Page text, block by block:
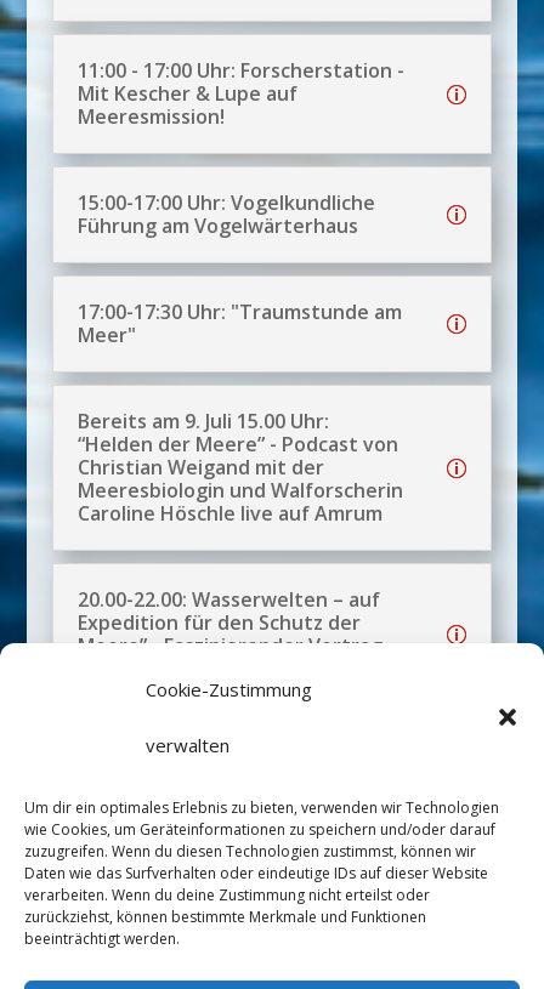
Cookie-Zustimmung
verwalten
Um dir ein optimales Erlebnis zu bieten, verwenden wir Technologien
wie Cookies, um Geräteinformationen zu speichern und/oder darauf
zuzugreifen. Wenn du diesen Technologien zustimmst, können wir
Daten wie das Surfverhalten oder eindeutige IDs auf dieser Website
verarbeiten. Wenn du deine Zustimmung nicht erteilst oder
zurückziehst, können bestimmte Merkmale und Funktionen
beeinträchtigt werden.
11:00 - 17:00 Uhr: Forscherstation -
Mit Kescher & Lupe auf
Meeresmission!
15:00-17:00 Uhr: Vogelkundliche
Führung am Vogelwärterhaus
17:00-17:30 Uhr: "Traumstunde am
Meer"
Bereits am 9. Juli 15.00 Uhr:
“Helden der Meere” - Podcast von
Christian Weigand mit der
Meeresbiologin und Walforscherin
Caroline Höschle live auf Amrum
20.00-22.00: Wasserwelten – auf
Expedition für den Schutz der
Meere” - Faszinierender Vortrag
Datenschutz Impressum Satzung